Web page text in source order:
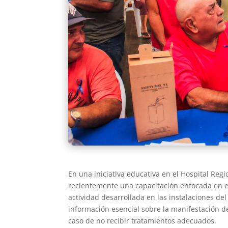
En una iniciativa educativa en el Hospital
recientemente una capacitación enfocada en
actividad desarrollada en las instalaciones
información esencial sobre la manifestación
caso de no recibir tratamientos adecuados.